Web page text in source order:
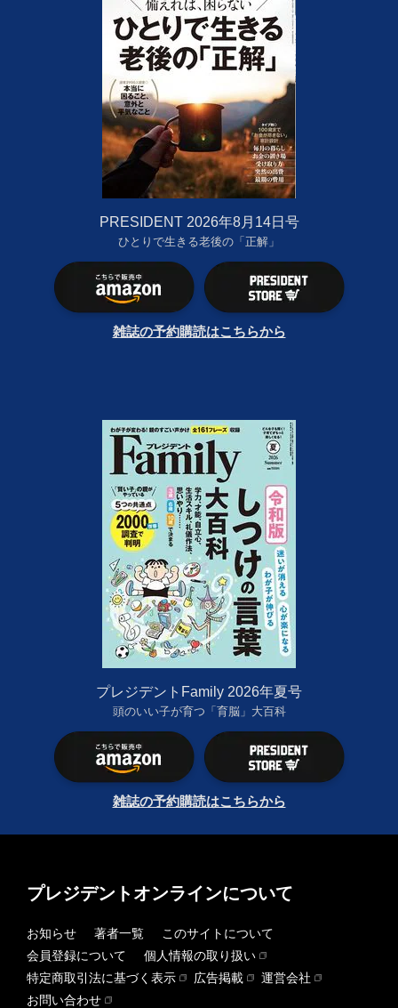
PRESIDENT 2026年8月14日号
ひとりで生きる老後の「正解」
雑誌の予約購読はこちらから
プレジデントFamily 2026年夏号
頭のいい子が育つ「育脳」大百科
雑誌の予約購読はこちらから
プレジデントオンラインについて
お知らせ 著者一覧
このサイトについて
会員登録について
個人情報の取り扱い
特定商取引法に基づく表示
広告掲載
運営会社
お問い合わせ